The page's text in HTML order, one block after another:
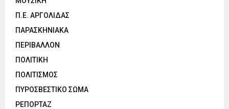
Π.Ε. ΑΡΓΟΛΙΔΑΣ
ΠΑΡΑΣΚΗΝΙΑΚΑ
ΠΕΡΙΒΑΛΛΟΝ
ΠΟΛΙΤΙΚΗ
ΠΟΛΙΤΙΣΜΟΣ
ΠΥΡΟΣΒΕΣΤΙΚΟ ΣΩΜΑ
ΡΕΠΟΡΤΑΖ